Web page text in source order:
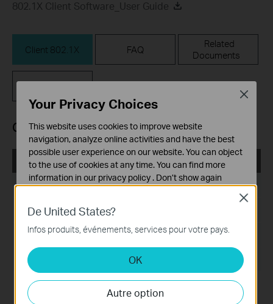
802.1X Client Software_User Guide
Client 802.1X FAQ
Related
Documents
Client 802.1X
TP-LINK_802.1X_Client_Software
Date de publication:2017-09-05
Langue:Anglais
Taille du fichier: 5.5MB
Système d'Exploitation: Win2000/XP/2003/Vista/7/8/8.1/10
De United States?
Infos produits, événements, services pour votre pays.
OK
Autre option
Close
Your Privacy Choices
This website uses cookies to improve website
navigation, analyze online activities and have the best
possible user experience on our website. You can object
to the use of cookies at any time. You can find more
information in our privacy policy . Don’t show again
Ces cookies sont nécessaires au fonctionnement du
site Web et ne peuvent pas être désactivés dans vos
systèmes.
Cookies d'analyse et marketing
Les cookies d'analyse nous permettent d'analyser vos
activités sur notre site Web pour améliorer et ajuster les
fonctionnalités de notre site Web.
Close